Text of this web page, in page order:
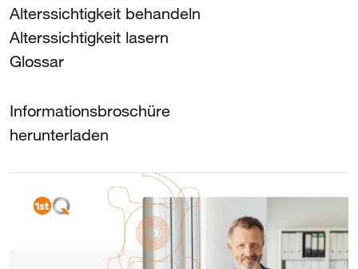
Alterssichtigkeit behandeln
Alterssichtigkeit lasern
Glossar
Informationsbroschüre
herunterladen